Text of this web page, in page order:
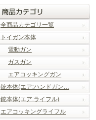
全商品カテゴリ一覧
トイガン本体
電動ガン
ガスガン
エアコッキングガン
銃本体(エア:ハンドガン…
銃本体(エア:ライフル)
エアコッキングライフル